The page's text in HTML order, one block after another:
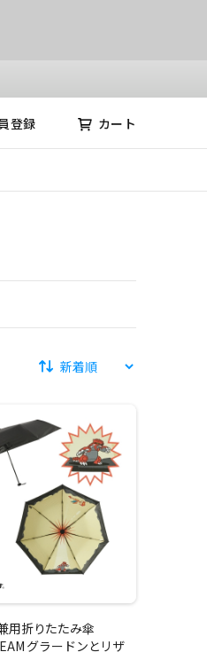
登録 カート
用折りたたみ傘
グラードンとリザ